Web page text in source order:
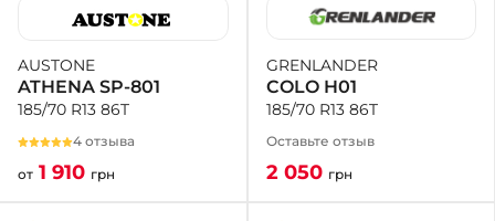
AUSTONE
ATHENA SP-801
185/70 R13 86T
4 отзыва
от 1 910 грн
GRENLANDER
COLO H01
185/70 R13 86T
Оставьте отзыв
2 050 грн